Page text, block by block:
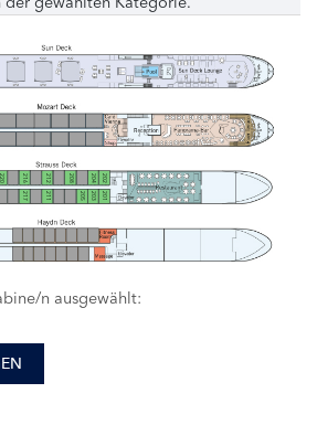
201
202
203
204
205
208
211
212
216
217
220
n ausgewählt: